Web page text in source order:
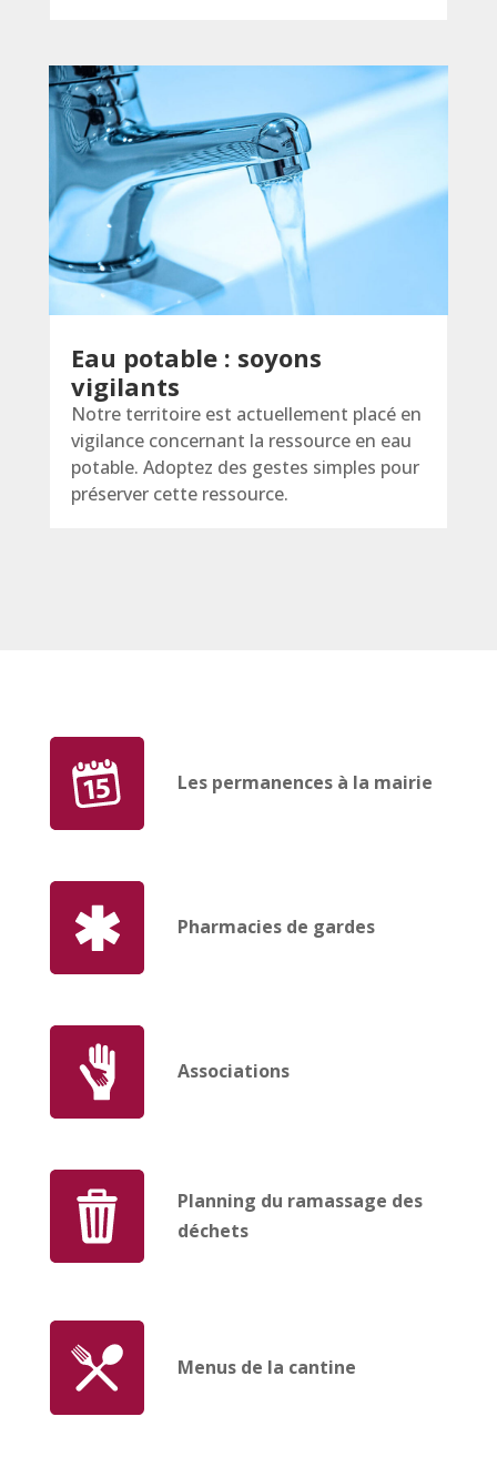
Eau potable : soyons
vigilants
Notre territoire est actuellement placé en
vigilance concernant la ressource en eau
potable. Adoptez des gestes simples pour
préserver cette ressource.
Les permanences à la mairie
Pharmacies de gardes
Associations
Planning du ramassage des
déchets
Menus de la cantine